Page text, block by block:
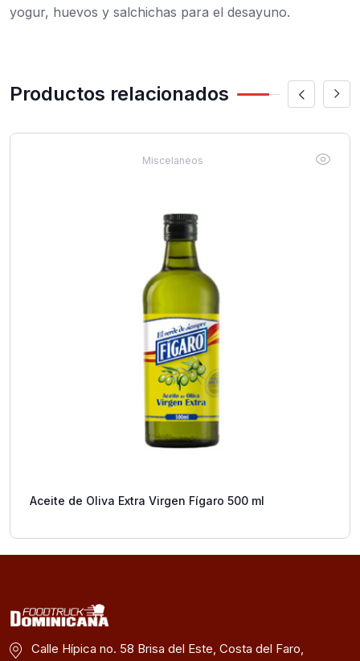
yogur, huevos y salchichas para el desayuno.
Productos relacionados
Miscelaneos
Aceite de Oliva Extra Virgen Fígaro 500 ml
Calle Hípica no. 58 Brisa del Este, Costa del Faro,